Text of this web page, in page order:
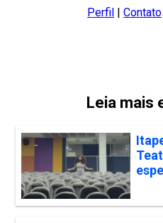
Perfil |Contato
Leia mais